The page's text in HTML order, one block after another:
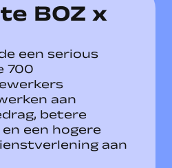
BOZ x
een serious
700
aan
betere
een hogere
aan